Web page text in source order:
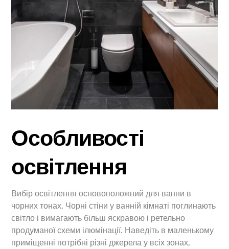
Особливості
освітлення
Вибір освітлення основоположний для ванни в
чорних тонах. Чорні стіни у ванній кімнаті поглинають
світло і вимагають більш яскравою і ретельно
продуманої схеми ілюмінації. Наведіть в маленькому
приміщенні потрібні різні джерела у всіх зонах,